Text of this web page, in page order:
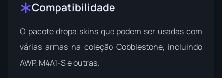
Compatibilidade
O pacote dropa skins que podem ser usadas com
várias armas na coleção Cobblestone, incluindo
AWP, M4A1-S e outras.